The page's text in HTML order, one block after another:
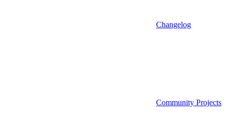
Changelog
Community Projects